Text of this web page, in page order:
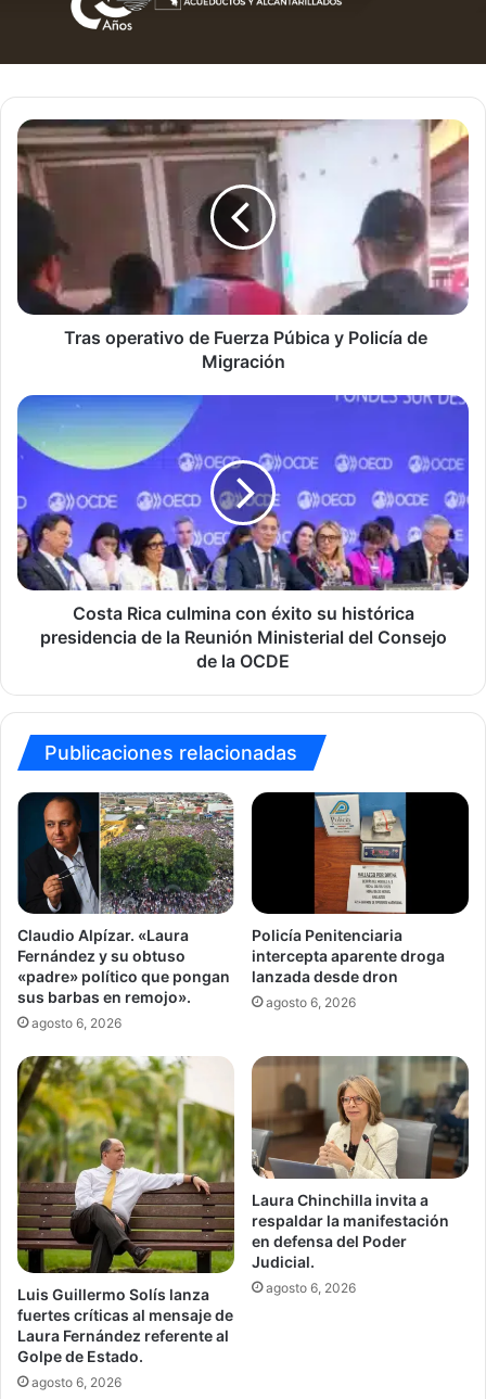
Tras
operativo
de
Fuerza
Policía
de
Migración
Tras operativo de Fuerza Púbica y Policía de
Migración
Costa
culmina
éxito
su
histórica
presidencia
de
Reunión
Consejo
la
OCDE
Costa Rica culmina con éxito su histórica
presidencia de la Reunión Ministerial del Consejo
de la OCDE
Publicaciones relacionadas
Claudio Alpízar. «Laura
Fernández y su obtuso
«padre» político que pongan
sus barbas en remojo».
agosto 6, 2026
Policía Penitenciaria
intercepta aparente droga
lanzada desde dron
agosto 6, 2026
Luis Guillermo Solís lanza
fuertes críticas al mensaje de
Laura Fernández referente al
Golpe de Estado.
agosto 6, 2026
Laura Chinchilla invita a
respaldar la manifestación
en defensa del Poder
Judicial.
agosto 6, 2026